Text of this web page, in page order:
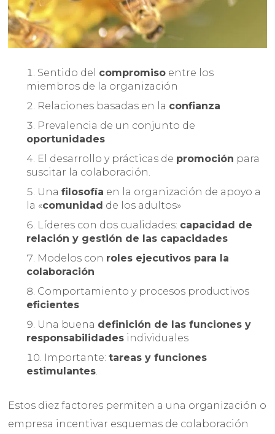
Sentido del compromiso entre los
miembros de la organización
Relaciones basadas en la confianza
Prevalencia de un conjunto de
oportunidades
El desarrollo y prácticas de promoción para
suscitar la colaboración.
Unafilosofía en la organización de apoyo a
la «comunidad de los adultos»
Líderes con dos cualidades: capacidad de
relación y gestión de las capacidades
Modelos con roles ejecutivos para la
colaboración
Comportamiento y procesos productivos
eficientes
Una buena definición de las funciones y
responsabilidades individuales
Importante:tareas y funciones
estimulantes.
Estos diez factores permiten a una organización o
empresa incentivar esquemas de colaboración